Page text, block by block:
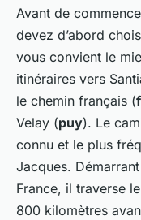
Avant de
devez d’abord
vous convient le
itinéraires vers
le chemin français (
Velay (puy). Le
connu et le plus
Jacques.
France, il traverse
800 kilomètres